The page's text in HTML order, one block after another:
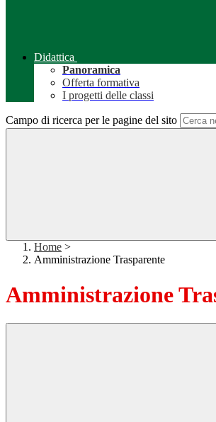
Didattica
Panoramica
Offerta formativa
I progetti delle classi
Campo di ricerca per le pagine del sito
Home >
Amministrazione Trasparente
Amministrazione